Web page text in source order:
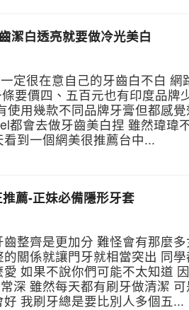
潔白透亮就要做冷光美白
定很在意自己的牙齒白不白 網
要價四、五百元也有印度品牌
用幾款不同品牌牙膏但都感
都會去做牙齒美白捏 雖然瑋瑋
到一個網美很推薦台中...
薦-正妹必備隱形牙套
整齊是更加分 難怪會有那麼
關係就讓門牙就相當突出 同
如果不說你們可能不太知道
深 雖然每天都有刷牙做清潔
我刷牙總是要比別人多個五...